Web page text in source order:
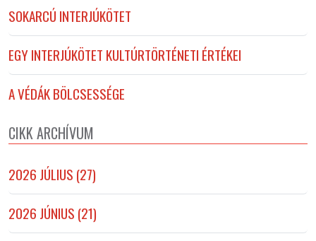
SOKARCÚ INTERJÚKÖTET
EGY INTERJÚKÖTET KULTÚRTÖRTÉNETI ÉRTÉKEI
A VÉDÁK BÖLCSESSÉGE
CIKK ARCHÍVUM
2026 JÚLIUS (27)
2026 JÚNIUS (21)